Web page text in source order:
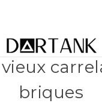
Passer au
briques